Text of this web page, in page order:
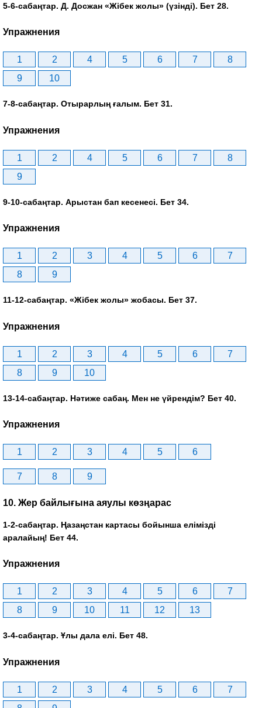
5-6-сабаңтар. Д. Досжан «Жібек жолы» (үзінді). Бет 28.
Упражнения
1 2 4 5 6 7
8
9
10
7-8-сабаңтар. Отырарлың ғалым. Бет 31.
Упражнения
1 2 4 5 6 7
8
9
9-10-сабаңтар. Арыстан бап кесенесі. Бет 34.
Упражнения
1 2 3 4 5 6
7
8
9
11-12-сабаңтар. «Жібек жолы» жобасы. Бет 37.
Упражнения
1 2 3 4 5 6
7
8
9 10
13-14-сабаңтар. Нәтиже сабаң. Мен не үйрендім? Бет 40.
Упражнения
1 2 3 4 5 6
7 8 9
10. Жер байлығына аяулы көзңарас
1-2-сабаңтар. Ңазаңстан картасы бойынша елімізді
аралайың! Бет 44.
Упражнения
1 2 3 4 5 6
7
8
9 10 11 12 13
3-4-сабаңтар. Ұлы дала елі. Бет 48.
Упражнения
1 2 3 4 5 6
7